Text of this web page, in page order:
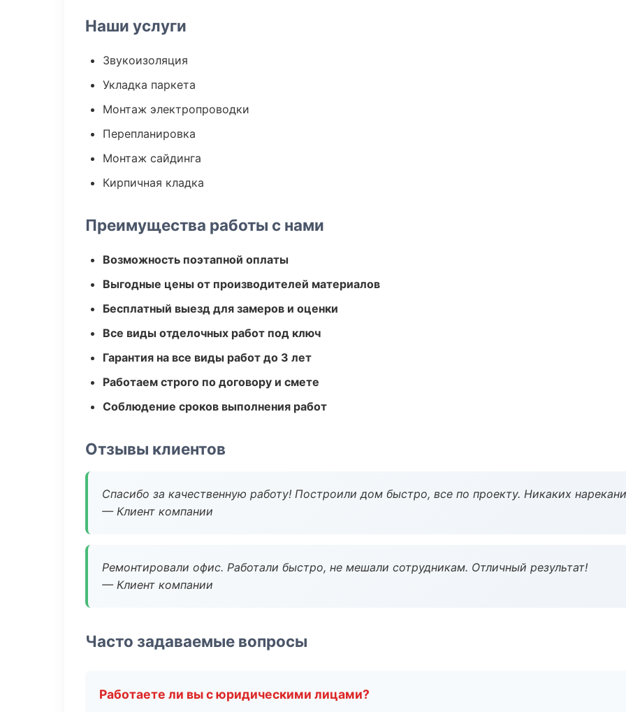
Наши услуги
Звукоизоляция
Укладка паркета
Монтаж электропроводки
Перепланировка
Монтаж сайдинга
Кирпичная кладка
Преимущества работы с нами
Возможность поэтапной оплаты
Выгодные цены от производителей материалов
Бесплатный выезд для замеров и оценки
Все виды отделочных работ под ключ
Гарантия на все виды работ до 3 лет
Работаем строго по договору и смете
Соблюдение сроков выполнения работ
Отзывы клиентов
Спасибо за качественную работу! Построили дом быстро, все по проекту. Никаких
— Клиент компании
Ремонтировали офис. Работали быстро, не мешали сотрудникам. Отличный результат!
— Клиент компании
Часто задаваемые вопросы
Работаете ли вы с юридическими лицами?